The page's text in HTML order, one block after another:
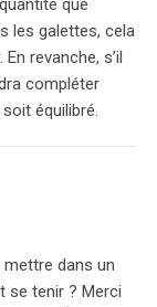
que
les galettes, cela
revanche, s’il
compléter
équilibré.
dans un
se tenir ? Merci